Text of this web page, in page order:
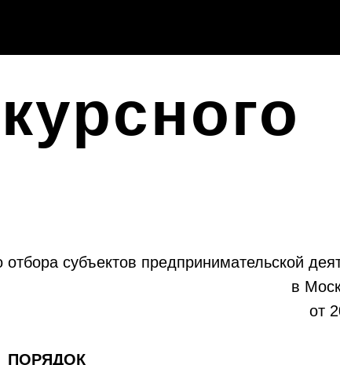
субъектов предпринимательской
в
от
ПОРЯДОК